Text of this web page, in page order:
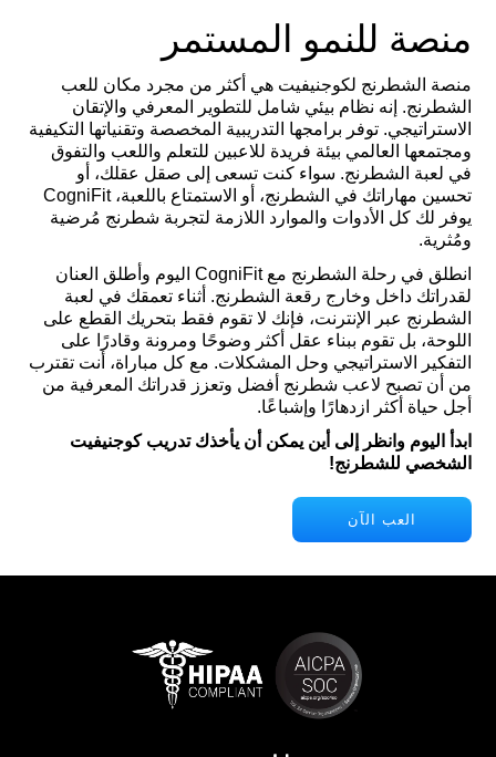
منصة للنمو المستمر
منصة الشطرنج لكوجنيفيت هي أكثر من مجرد مكان للعب
الشطرنج. إنه نظام بيئي شامل للتطوير المعرفي والإتقان
الاستراتيجي. توفر برامجها التدريبية المخصصة وتقنياتها التكيفية
ومجتمعها العالمي بيئة فريدة للاعبين للتعلم واللعب والتفوق
في لعبة الشطرنج. سواء كنت تسعى إلى صقل عقلك، أو
تحسين مهاراتك في الشطرنج، أو الاستمتاع باللعبة، CogniFit
يوفر لك كل الأدوات والموارد اللازمة لتجربة شطرنج مُرضية
ومُثرية.
انطلق في رحلة الشطرنج مع CogniFit اليوم وأطلق العنان
لقدراتك داخل وخارج رقعة الشطرنج. أثناء تعمقك في لعبة
الشطرنج عبر الإنترنت، فإنك لا تقوم فقط بتحريك القطع على
اللوحة، بل تقوم ببناء عقل أكثر وضوحًا ومرونة وقادرًا على
التفكير الاستراتيجي وحل المشكلات. مع كل مباراة، أنت تقترب
من أن تصبح لاعب شطرنج أفضل وتعزز قدراتك المعرفية من
أجل حياة أكثر ازدهارًا وإشباعًا.
ابدأ اليوم وانظر إلى أين يمكن أن يأخذك تدريب كوجنيفيت
الشخصي للشطرنج!
العب الآن